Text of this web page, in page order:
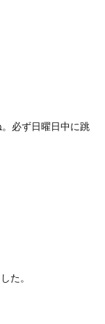
必ず日曜日中に跳
た。